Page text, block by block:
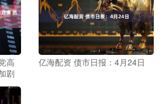
高
剧
亿海配资 债市日报：4月24日